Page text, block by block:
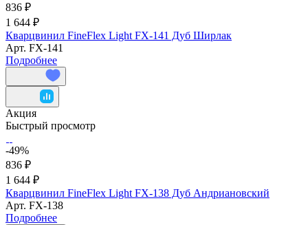
836 ₽
1 644 ₽
Кварцвинил FineFlex Light FX-141 Дуб Ширлак
Арт. FX-141
Подробнее
Акция
Быстрый просмотр
-49%
836 ₽
1 644 ₽
Кварцвинил FineFlex Light FX-138 Дуб Андриановский
Арт. FX-138
Подробнее